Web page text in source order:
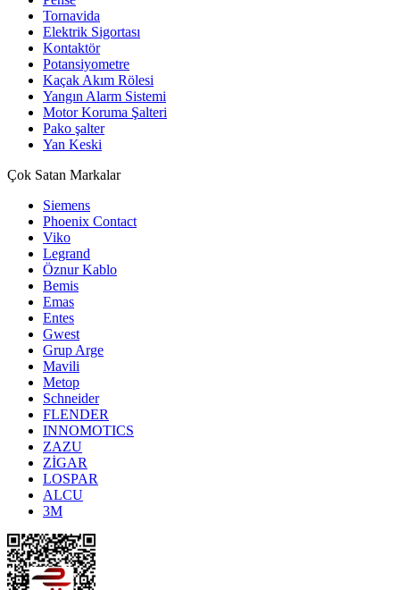
Tornavida
Elektrik Sigortası
Kontaktör
Potansiyometre
Kaçak Akım Rölesi
Yangın Alarm Sistemi
Motor Koruma Şalteri
Pako şalter
Yan Keski
Çok Satan Markalar
Siemens
Phoenix Contact
Viko
Legrand
Öznur Kablo
Bemis
Emas
Entes
Gwest
Grup Arge
Mavili
Metop
Schneider
FLENDER
INNOMOTICS
ZAZU
ZİGAR
LOSPAR
ALCU
3M